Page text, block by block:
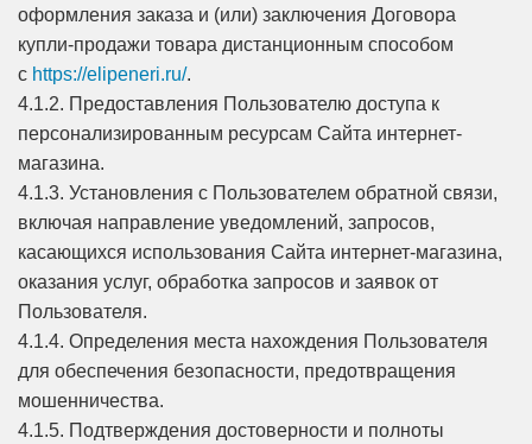
оформления заказа и (или) заключения Договора
купли-продажи товара дистанционным способом
с https://elipeneri.ru/.
4.1.2. Предоставления Пользователю доступа к
персонализированным ресурсам Сайта интернет-
магазина.
4.1.3. Установления с Пользователем обратной связи,
включая направление уведомлений, запросов,
касающихся использования Сайта интернет-магазина,
оказания услуг, обработка запросов и заявок от
Пользователя.
4.1.4. Определения места нахождения Пользователя
для обеспечения безопасности, предотвращения
мошенничества.
4.1.5. Подтверждения достоверности и полноты